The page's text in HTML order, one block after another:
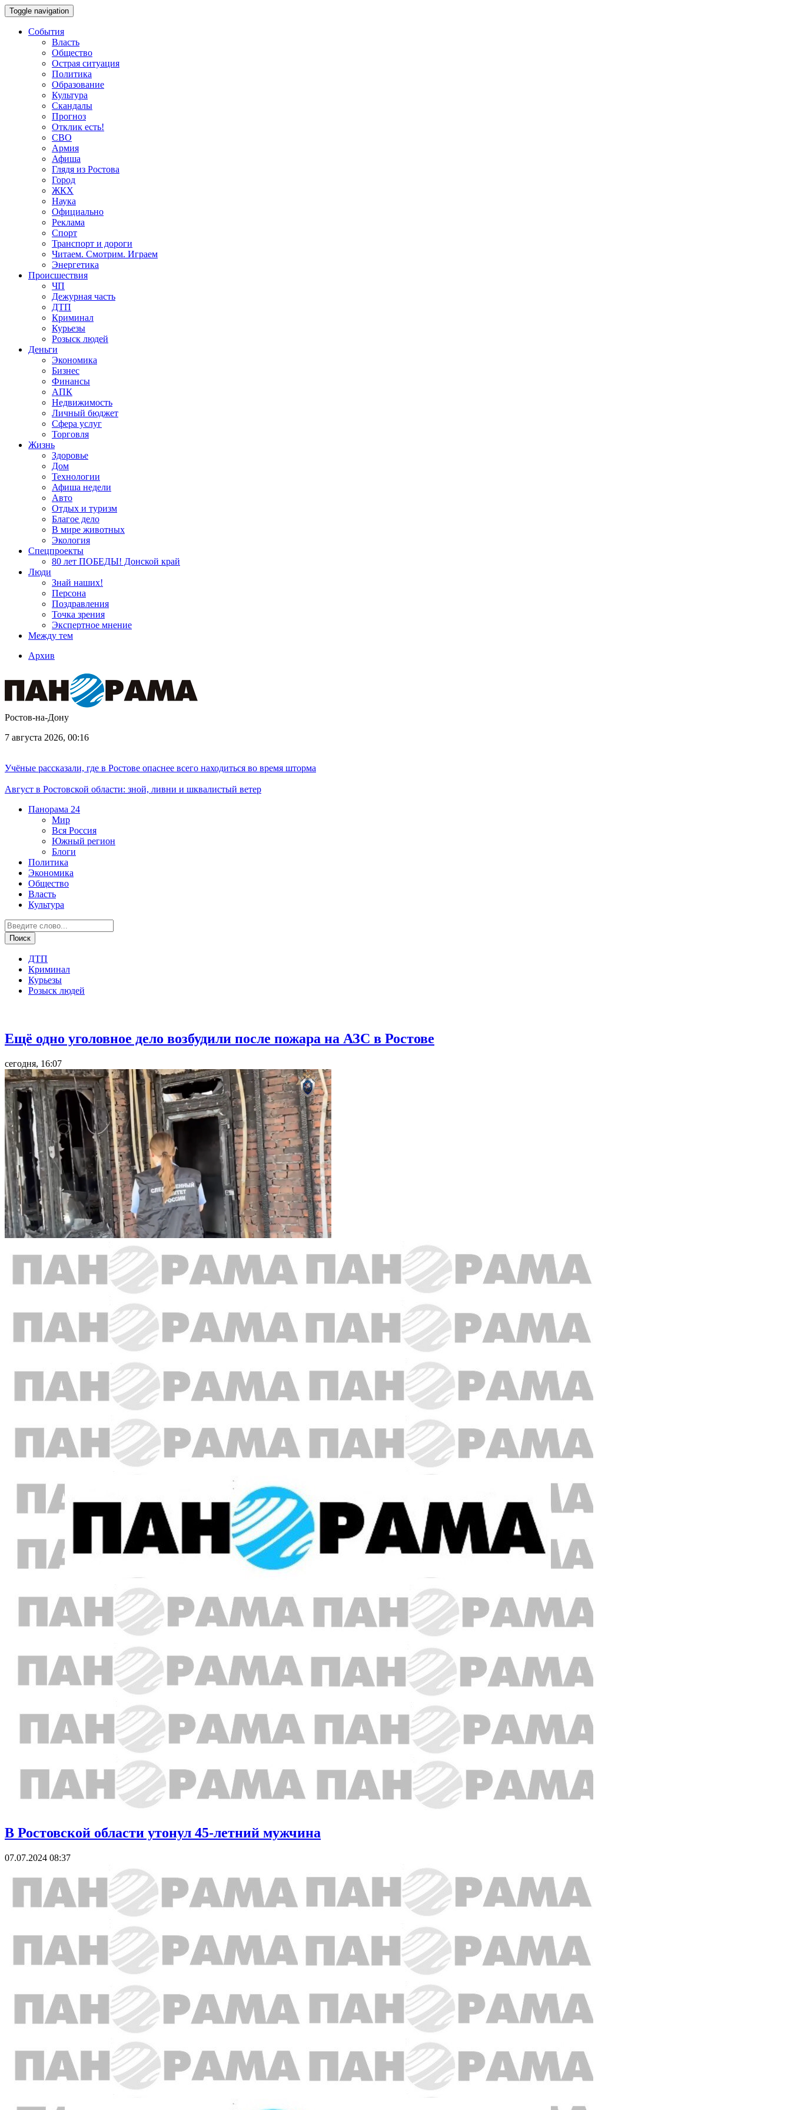
Toggle navigation
События
Власть
Общество
Острая ситуация
Политика
Образование
Культура
Скандалы
Прогноз
Отклик есть!
СВО
Армия
Афиша
Глядя из Ростова
Город
ЖКХ
Наука
Официально
Реклама
Спорт
Транспорт и дороги
Читаем. Смотрим. Играем
Энергетика
Происшествия
ЧП
Дежурная часть
ДТП
Криминал
Курьезы
Розыск людей
Деньги
Экономика
Бизнес
Финансы
АПК
Недвижимость
Личный бюджет
Сфера услуг
Торговля
Жизнь
Здоровье
Дом
Технологии
Афиша недели
Авто
Отдых и туризм
Благое дело
В мире животных
Экология
Спецпроекты
80 лет ПОБЕДЫ! Донской край
Люди
Знай наших!
Персона
Поздравления
Точка зрения
Экспертное мнение
Между тем
Архив
Ростов-на-Дону
7 августа 2026, 00:16
Учёные рассказали, где в Ростове опаснее всего находиться во время шторма
Август в Ростовской области: зной, ливни и шквалистый ветер
Панорама 24
Мир
Вся Россия
Южный регион
Блоги
Политика
Экономика
Общество
Власть
Культура
ДТП
Криминал
Курьезы
Розыск людей
Ещё одно уголовное дело возбудили после пожара на АЗС в Ростове
сегодня, 16:07
В Ростовской области утонул 45-летний мужчина
07.07.2024 08:37